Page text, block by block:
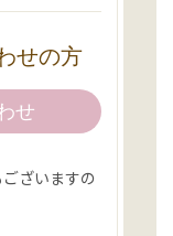
せの方
せ
ざいますの